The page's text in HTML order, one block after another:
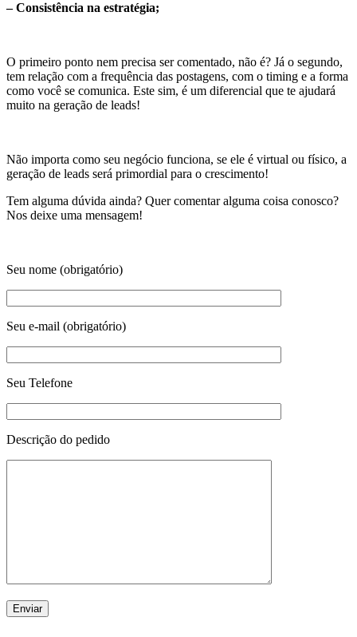
– Consistência na estratégia;
O primeiro ponto nem precisa ser comentado, não é? Já o segundo,
tem relação com a frequência das postagens, com o timing e a forma
como você se comunica. Este sim, é um diferencial que te ajudará
muito na geração de leads!
Não importa como seu negócio funciona, se ele é virtual ou físico, a
geração de leads será primordial para o crescimento!
Tem alguma dúvida ainda? Quer comentar alguma coisa conosco?
Nos deixe uma mensagem!
Seu nome (obrigatório)
Seu e-mail (obrigatório)
Seu Telefone
Descrição do pedido